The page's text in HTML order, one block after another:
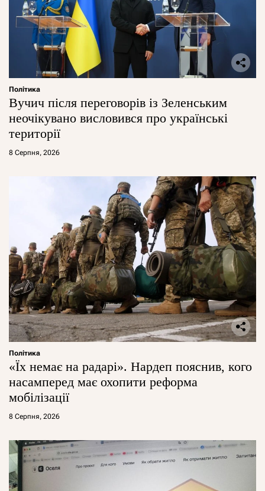
Політика
Вучич після переговорів із Зеленським
неочікувано висловився про українські
території
8 Серпня, 2026
Політика
«Їх немає на радарі». Нардеп пояснив, кого
насамперед має охопити реформа
мобілізації
8 Серпня, 2026